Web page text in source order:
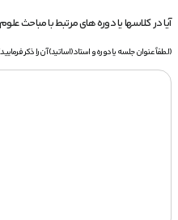
آیا در کلاسها یا دوره های مرتبط با مباحث
(لطفاً عنوان جلسه یا دوره و استاد(اساتید) آن را ذکر